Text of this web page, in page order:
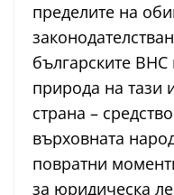
пределите на
българските ВНС
природа на тази
страна –
върховната
повратни
за юридическа